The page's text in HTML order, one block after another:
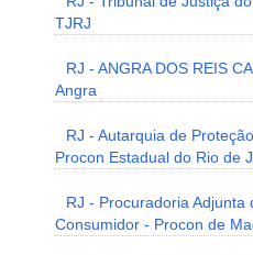
TJRJ
RJ - ANGRA DOS REIS
Angra
RJ - Autarquia de
Procon Estadual do Rio de
RJ - Procuradoria
Consumidor - Procon de